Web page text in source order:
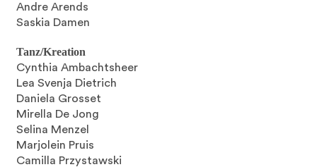
Andre Arends
Saskia Damen
Tanz/Kreation
Cynthia Ambachtsheer
Lea Svenja Dietrich
Daniela Grosset
Mirella De Jong
Selina Menzel
Marjolein Pruis
Camilla Przystawski